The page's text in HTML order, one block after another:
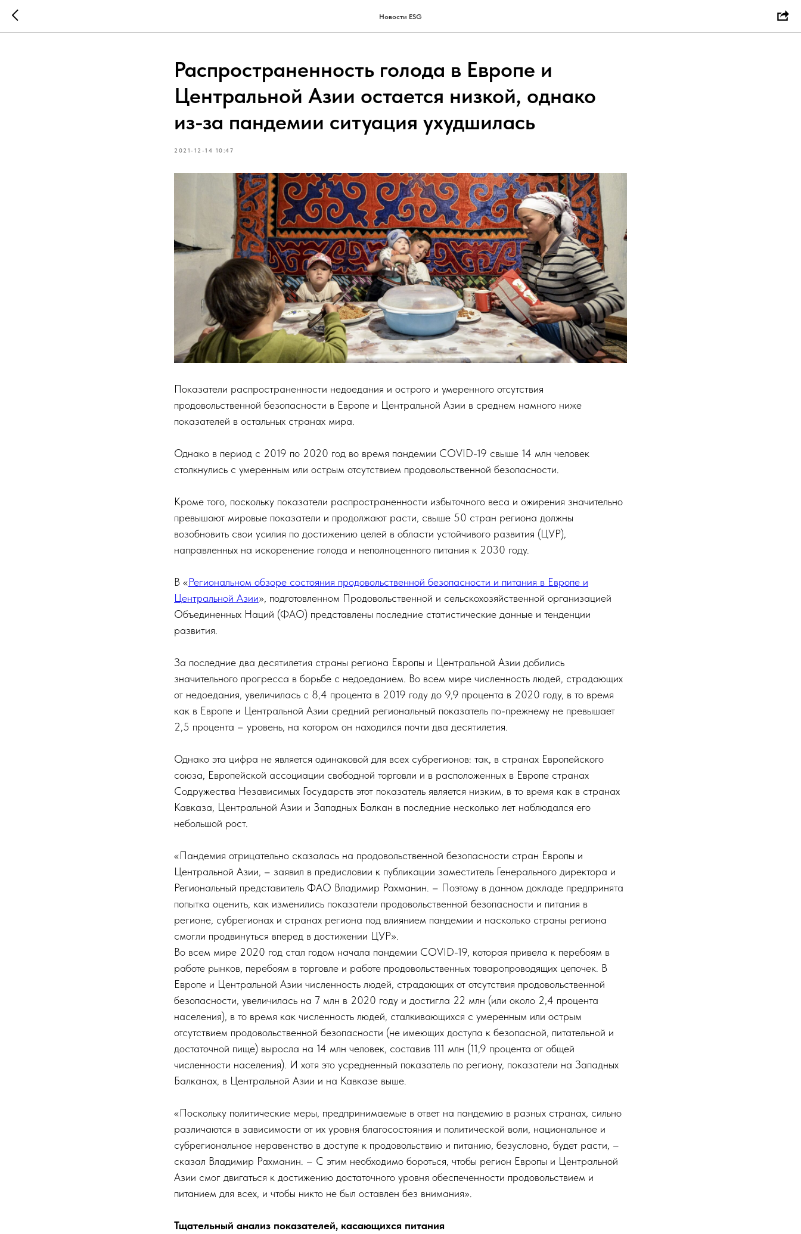
Новости ESG
Распространенность голода в Европе и
Центральной Азии остается низкой, однако
из-за пандемии ситуация ухудшилась
2021-12-14 10:47
Показатели распространенности недоедания и острого и умеренного отсутствия
продовольственной безопасности в Европе и Центральной Азии в среднем намного ниже
показателей в остальных странах мира.
Однако в период с 2019 по 2020 год во время пандемии COVID-19 свыше 14 млн человек
столкнулись с умеренным или острым отсутствием продовольственной безопасности.
Кроме того, поскольку показатели распространенности избыточного веса и ожирения значительно
превышают мировые показатели и продолжают расти, свыше 50 стран региона должны
возобновить свои усилия по достижению целей в области устойчивого развития (ЦУР),
направленных на искоренение голода и неполноценного питания к 2030 году.
В «Региональном обзоре состояния продовольственной безопасности и питания в Европе и
Центральной Азии», подготовленном Продовольственной и сельскохозяйственной организацией
Объединенных Наций (ФАО) представлены последние статистические данные и тенденции
развития.
За последние два десятилетия страны региона Европы и Центральной Азии добились
значительного прогресса в борьбе с недоеданием. Во всем мире численность людей, страдающих
от недоедания, увеличилась с 8,4 процента в 2019 году до 9,9 процента в 2020 году, в то время
как в Европе и Центральной Азии средний региональный показатель по-прежнему не превышает
2,5 процента – уровень, на котором он находился почти два десятилетия.
Однако эта цифра не является одинаковой для всех субрегионов: так, в странах Европейского
союза, Европейской ассоциации свободной торговли и в расположенных в Европе странах
Содружества Независимых Государств этот показатель является низким, в то время как в странах
Кавказа, Центральной Азии и Западных Балкан в последние несколько лет наблюдался его
небольшой рост.
«Пандемия отрицательно сказалась на продовольственной безопасности стран Европы и
Центральной Азии, – заявил в предисловии к публикации заместитель Генерального директора и
Региональный представитель ФАО Владимир Рахманин. – Поэтому в данном докладе предпринята
попытка оценить, как изменились показатели продовольственной безопасности и питания в
регионе, субрегионах и странах региона под влиянием пандемии и насколько страны региона
смогли продвинуться вперед в достижении ЦУР».
Во всем мире 2020 год стал годом начала пандемии COVID-19, которая привела к перебоям в
работе рынков, перебоям в торговле и работе продовольственных товаропроводящих цепочек. В
Европе и Центральной Азии численность людей, страдающих от отсутствия продовольственной
безопасности, увеличилась на 7 млн в 2020 году и достигла 22 млн (или около 2,4 процента
населения), в то время как численность людей, сталкивающихся с умеренным или острым
отсутствием продовольственной безопасности (не имеющих доступа к безопасной, питательной и
достаточной пище) выросла на 14 млн человек, составив 111 млн (11,9 процента от общей
численности населения). И хотя это усредненный показатель по региону, показатели на Западных
Балканах, в Центральной Азии и на Кавказе выше.
«Поскольку политические меры, предпринимаемые в ответ на пандемию в разных странах, сильно
различаются в зависимости от их уровня благосостояния и политической воли, национальное и
субрегиональное неравенство в доступе к продовольствию и питанию, безусловно, будет расти, –
сказал Владимир Рахманин. – С этим необходимо бороться, чтобы регион Европы и Центральной
Азии смог двигаться к достижению достаточного уровня обеспеченности продовольствием и
питанием для всех, и чтобы никто не был оставлен без внимания».
Тщательный анализ показателей, касающихся питания